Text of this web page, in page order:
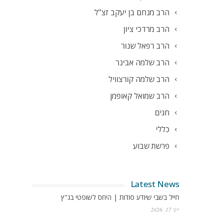
הרב מנחם בן יעקב זצ"ל
הרב מרדכי ציון
הרב רפאל שנור
הרב שלמה אבינר
הרב שלמה קורצוויל
הרב שמואל קאופמן
חגים
כללי
פרשת שבוע
Latest News
חייל בשבי שיודע סודות | היחס לשופטי בג"ץ
יוני 17, 2026